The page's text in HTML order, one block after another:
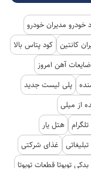
خودرو مدیران خودرو
کانتین کود پتاس بالا
آهن امروز
پلی لیست جدید
از میلی
هتل یار
غذای شرکتی
یدکی تویوتا قطعات تویوتا